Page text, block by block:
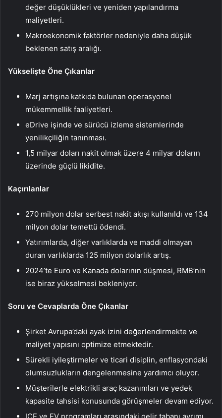
değer düşüklükleri ve yeniden yapılandırma
maliyetleri.
Makroekonomik faktörler nedeniyle daha düşük
beklenen satış aralığı.
Yükselişte Öne Çıkanlar
Marj artışına katkıda bulunan operasyonel
mükemmellik faaliyetleri.
eDrive işinde ve sürücü izleme sistemlerinde
yenilikçiliğin tanınması.
1,5 milyar doları nakit olmak üzere 4 milyar doların
üzerinde güçlü likidite.
Kaçırılanlar
270 milyon dolar serbest nakit akışı kullanıldı ve 134
milyon dolar temettü ödendi.
Yatırımlarda, diğer varlıklarda ve maddi olmayan
duran varlıklarda 125 milyon dolarlık artış.
2024’te Euro ve Kanada dolarının düşmesi, RMB’nin
ise biraz yükselmesi bekleniyor.
Soru ve Cevaplarda Öne Çıkanlar
Şirket Avrupa’daki ayak izini değerlendirmekte ve
maliyet yapısını optimize etmektedir.
Sürekli iyileştirmeler ve ticari disiplin, enflasyondaki
olumsuzlukların dengelenmesine yardımcı oluyor.
Müşterilerle elektrikli araç kazanımları ve yedek
kapasite tahsisi konusunda görüşmeler devam ediyor.